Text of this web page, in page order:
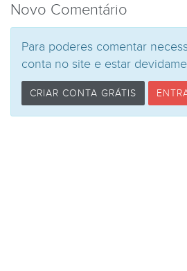
Novo Comentário
Para poderes comentar
conta no site e estar
CRIAR CONTA GRÁTIS